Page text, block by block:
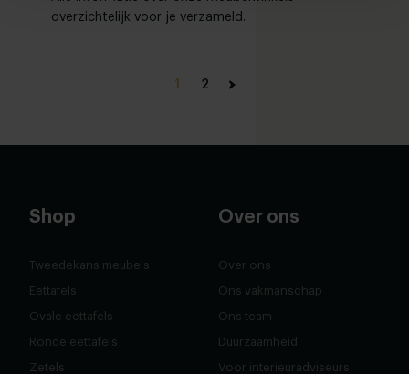
overzichtelijk voor je verzameld.
1 2
Shop
Tweedekans meubels
Eettafels
Ovale eettafels
Ronde eettafels
Zetels
Over ons
Over ons
Ons vakmanschap
Ons team
Duurzaamheid
Voor interieuradviseurs